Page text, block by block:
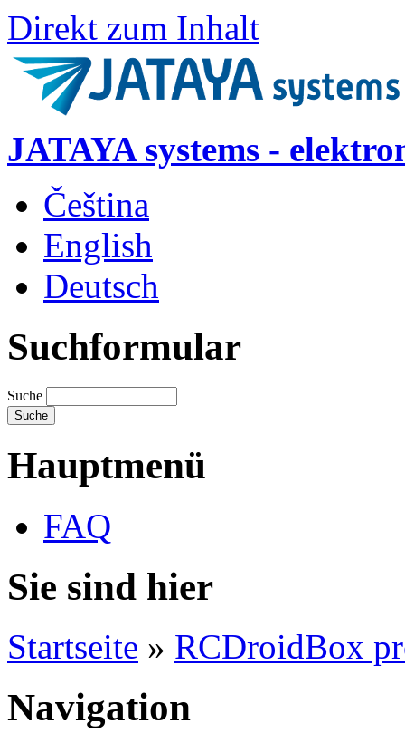
Direkt zum Inhalt
JATAYA systems -
Čeština
English
Deutsch
Suchformular
Suche
Hauptmenü
FAQ
Sie sind hier
Startseite » RCDroidBox
Navigation